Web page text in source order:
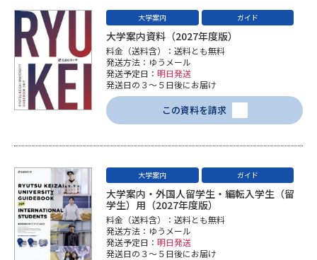
学問の教科書 夢ナビライブ
ユーザーサポート
Ｑ＆Ａ よくあるご質問 大学進学IDについて
お支払いについて
テレメール
お支払いサイト
特定商取引表記
テレメール進学カタログ
訂正のご案内
大学案内 ガイド
大学案内資料（2027年度版）
料金（送料含）：送料とも無料
発送方法：ゆうメール
発送予定日： 明日発送
発送日の３～５日後にお届け
この資料を請求
大学案内 ガイド
大学案内・外国人留学生・編転入学生（留
学生）用（2027年度版）
料金（送料含）：送料とも無料
発送方法：ゆうメール
発送予定日： 明日発送
発送日の３～５日後にお届け